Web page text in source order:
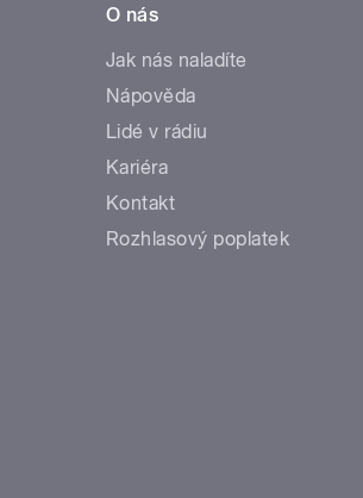
O nás
Jak nás naladíte
Nápověda
Lidé v rádiu
Kariéra
Kontakt
Rozhlasový poplatek